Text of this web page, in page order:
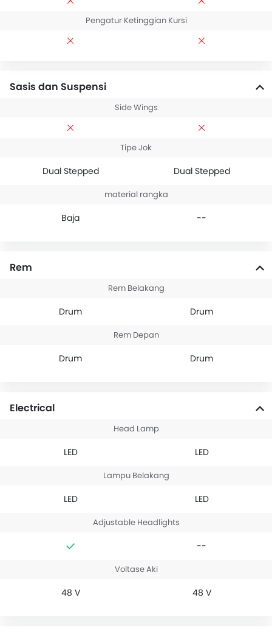
Pengatur Ketinggian Kursi
Sasis dan Suspensi
Side Wings
Tipe Jok
Dual Stepped Dual Stepped
material rangka
Baja --
Rem
Rem Belakang
Drum Drum
Rem Depan
Drum Drum
Electrical
Head Lamp
LED LED
Lampu Belakang
LED LED
Adjustable Headlights
--
Voltase Aki
48 V 48 V